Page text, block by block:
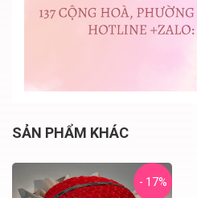
SẢN PHẨM KHÁC
- 17%